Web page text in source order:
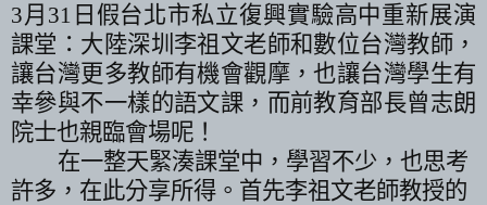
3月 31 日假台北市私立復興實驗高中重新展演
課堂：大陸深圳李祖文老師和數位台灣教師，
讓台灣更多教師有機會觀摩，也讓台灣學生有
幸參與不一樣的語文課，而前教育部長曾志朗
院士也親臨會場呢！
在一整天緊湊課堂中，學習不少，也思考
許多，在此分享所得。首先李祖文老師教授的